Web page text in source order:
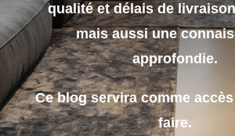
qualité et délais de
mais aussi une
approfondie.
Ce blog servira comme
faire.